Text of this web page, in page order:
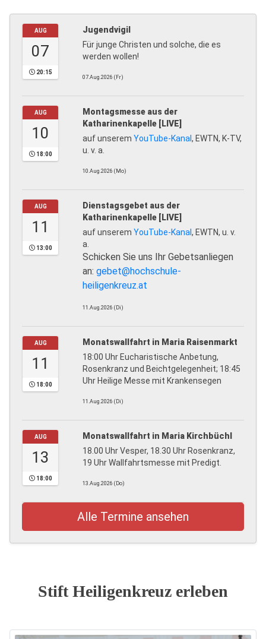
AUG
07
20:15
Jugendvigil
Für junge Christen und solche, die es
werden wollen!
07.Aug.2026 (Fr)
AUG
10
18:00
Montagsmesse aus der
Katharinenkapelle [LIVE]
auf unserem YouTube-Kanal, EWTN, K-TV,
u. v. a.
10.Aug.2026 (Mo)
AUG
11
13:00
Dienstagsgebet aus der
Katharinenkapelle [LIVE]
auf unserem YouTube-Kanal, EWTN, u. v.
a.
Schicken Sie uns Ihr Gebetsanliegen
an: gebet@hochschule-
heiligenkreuz.at
11.Aug.2026 (Di)
AUG
11
18:00
Monatswallfahrt in Maria Raisenmarkt
18:00 Uhr Eucharistische Anbetung,
Rosenkranz und Beichtgelegenheit; 18:45
Uhr Heilige Messe mit Krankensegen
11.Aug.2026 (Di)
AUG
13
18:00
Monatswallfahrt in Maria Kirchbüchl
18.00 Uhr Vesper, 18.30 Uhr Rosenkranz,
19 Uhr Wallfahrtsmesse mit Predigt.
13.Aug.2026 (Do)
Alle Termine ansehen
Stift Heiligenkreuz erleben